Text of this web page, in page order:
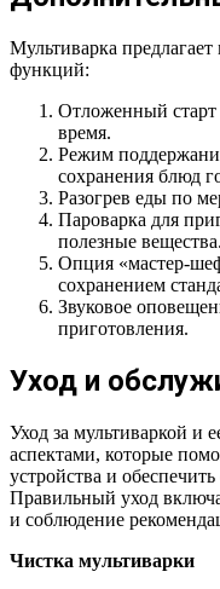
Мультиварка
функций:
Отложенный старт
время.
Режим
сохранения блюд
Разогрев еды по
Пароварка для
полезные вещества.
Опция «мастер-
сохранением
Звуковое
приготовления.
Уход и
Уход за мультиваркой и
аспектами, которые
устройства и
Правильный уход
и соблюдение
Чистка мультиварки